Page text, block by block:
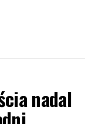
nadal